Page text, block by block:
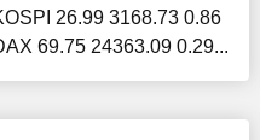
26.99 3168.73 0.86
69.75 24363.09 0.29...